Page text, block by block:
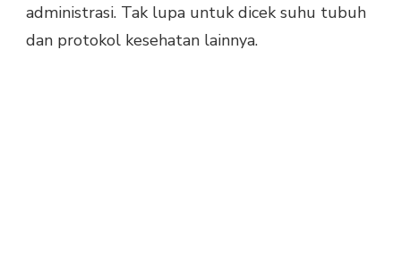
administrasi. Tak lupa untuk dicek suhu tubuh
dan protokol kesehatan lainnya.